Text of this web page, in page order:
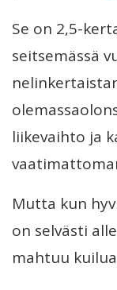
Se on 2,5-
seitsemässä
liikevaihto ja
Mutta kun
on selvästi
mahtuu